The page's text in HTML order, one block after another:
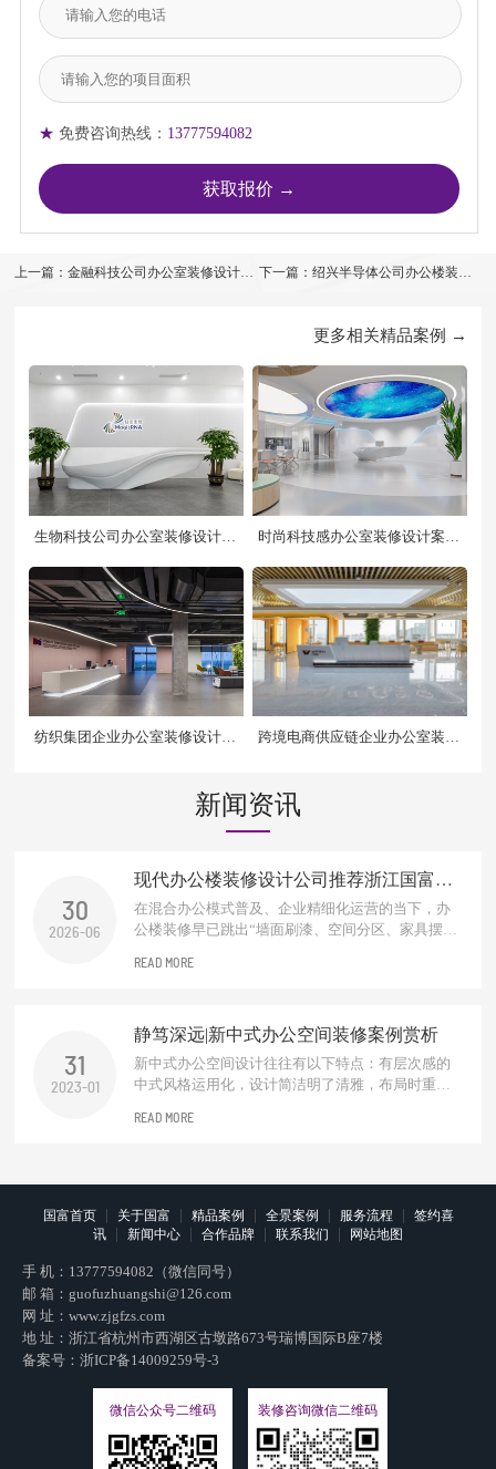
★免费咨询热线： 13777594082
上一篇：金融科技公司办公室装修设计案 下一篇：绍兴半导体公司办公楼装修
更多相关精品案例 →
生物科技公司办公室装修设计案
时尚科技感办公室装修设计案例
纺织集团企业办公室装修设计案
跨境电商供应链企业办公室装修
新闻资讯
30
2026-06
现代办公楼装修设计公司推荐浙江国富装
饰：以人本思维重塑高效办公空间
在混合办公模式普及、企业精细化运营的当下，办
公楼装修早已跳出“墙面刷漆、空间分区、家具摆
员工劳作的固定场地，更是承载企业品牌形象、赋
高效实用、人本舒适、绿色健康、品牌...
READ MORE
31
2023-01
静笃深远|新中式办公空间装修案例赏析
新中式办公空间设计往往有以下特点：有层次感的
中式风格运用化，设计简洁明了清雅，布局时重视
会进行适当的分区。对于需要进行阻挡视线的地
繁为简，独处一隅，品淡淡茗...
READ MORE
国富首页| 关于国富 精品案例 全景案例 服务流程
签约喜
讯
新闻中心 合作品牌 联系我们 网站地图
手 机： 13777594082（微信同号）
邮 箱： guofuzhuangshi@126.com
网 址： www.zjgfzs.com
地 址：浙江省杭州市西湖区古墩路673号瑞博国际B座7楼
备案号： 浙ICP备14009259号-3
微信公众号二维码 装修咨询微信二维码